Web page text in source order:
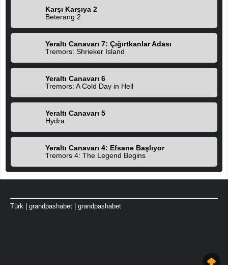
Karşı Karşıya 2
Beterang 2
Yeraltı Canavarı 7: Çığırtkanlar Adası
Tremors: Shrieker Island
Yeraltı Canavarı 6
Tremors: A Cold Day in Hell
Yeraltı Canavarı 5
Hydra
Yeraltı Canavarı 4: Efsane Başlıyor
Tremors 4: The Legend Begins
Türk | grandpashabet | grandpashabet